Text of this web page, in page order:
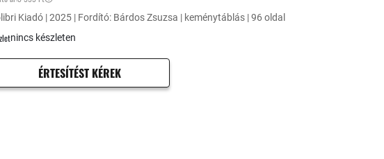
Kiadó | 2025 | Fordító: Bárdos Zsuzsa | keménytáblás | 96 oldal
nincs készleten
ÉRTESÍTÉST KÉREK